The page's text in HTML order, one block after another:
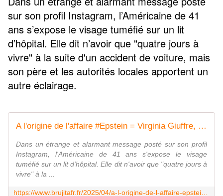
sur son profil Instagram, l’Américaine de 41
ans s’expose le visage tuméfié sur un lit
d’hôpital. Elle dit n’avoir que "quatre jours à
vivre" à la suite d'un accident de voiture, mais
son père et les autorités locales apportent un
autre éclairage.
A l'origine de l'affaire #Epstein = Virginia Giuffre, l'accusatrice du prince #Andrew, se dit entre la vie et la mort - MOINS de BIENS PLUS de LIENS
Dans un étrange et alarmant message posté sur son profil
Instagram, l'Américaine de 41 ans s'expose le visage
tuméfié sur un lit d'hôpital. Elle dit n'avoir que "quatre jours à
vivre" à la ...